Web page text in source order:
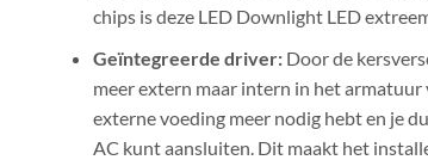
chips is deze LED Downlight LED
Geïntegreerde driver:Door de
meer extern maar intern in het
externe voeding meer nodig hebt en je
AC kunt aansluiten. Dit maakt het